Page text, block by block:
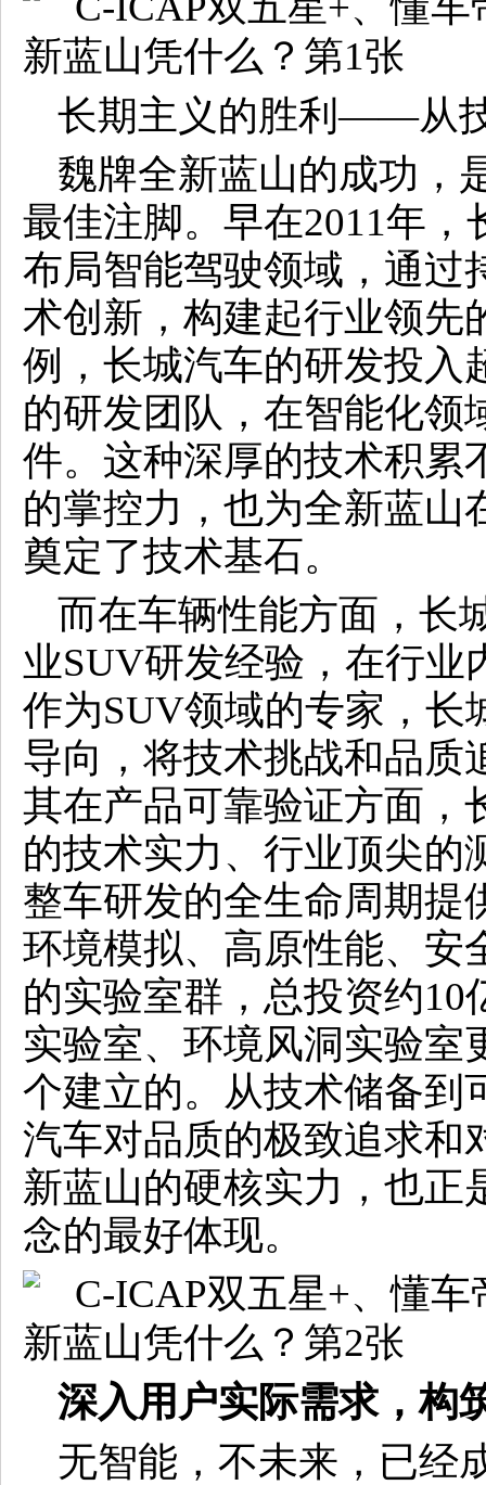
长期主义的胜利——从
魏牌全新蓝山的成功，
最佳注脚。早在2011年
布局智能驾驶领域，通过
术创新，构建起行业领先
例，长城汽车的研发投入
的研发团队，在智能化领
件。这种深厚的技术积累
的掌控力，也为全新蓝山
奠定了技术基石。
而在车辆性能方面，长
业SUV研发经验，在行业
作为SUV领域的专家，长
导向，将技术挑战和品质
其在产品可靠验证方面，
的技术实力、行业顶尖的
整车研发的全生命周期提
环境模拟、高原性能、安
的实验室群，总投资约
实验室、环境风洞实验室
个建立的。从技术储备到
汽车对品质的极致追求和
新蓝山的硬核实力，也正
念的最好体现。
深入用户实际需求，构
无智能，不未来，已经